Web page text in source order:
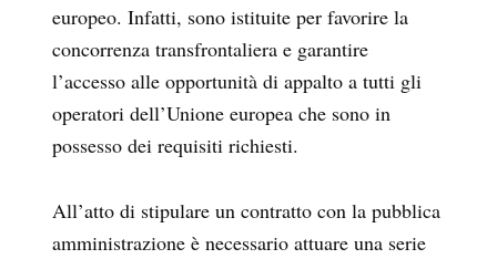
europeo. Infatti, sono istituite per favorire la
concorrenza transfrontaliera e garantire
l’accesso alle opportunità di appalto a tutti gli
operatori dell’Unione europea che sono in
possesso dei requisiti richiesti.
All’atto di stipulare un contratto con la pubblica
amministrazione è necessario attuare una serie